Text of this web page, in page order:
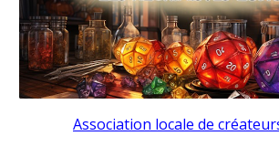
Association locale de